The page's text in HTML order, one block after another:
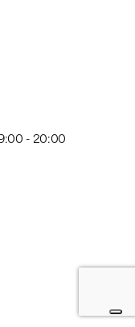
- 20:00